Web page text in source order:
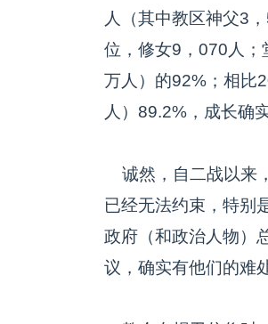
人（其中教区神父3
位，修女9，070人
万人）的92%；相比
人）89.2%，成长确
诚然，自二战以来
已经无法约束，特别
政府（和政治人物）
议，确实有他们的难